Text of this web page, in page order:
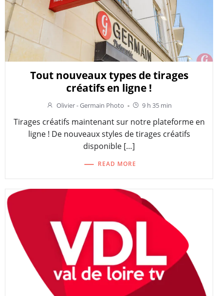
Tout nouveaux types de tirages
créatifs en ligne !
Olivier - Germain Photo - 9 h 35 min
Tirages créatifs maintenant sur notre plateforme en
ligne ! De nouveaux styles de tirages créatifs
disponible […]
READ MORE